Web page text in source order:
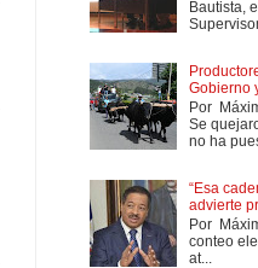
Bautista,
Gobierno
Por
Se
no ha
“Esa
advierte
Por
conteo
at...